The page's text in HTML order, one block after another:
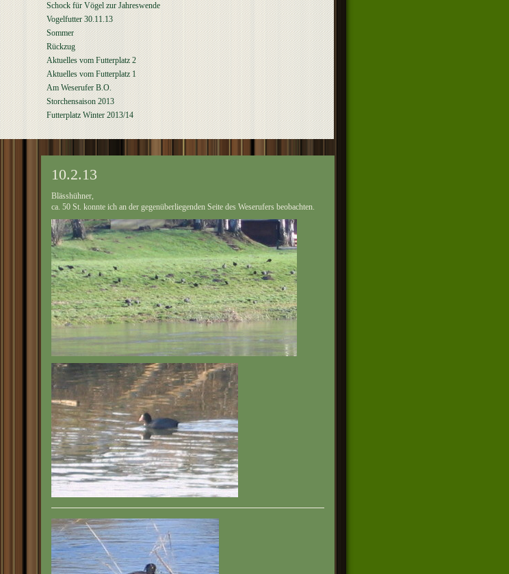
Schock für Vögel zur Jahreswende
Vogelfutter 30.11.13
Sommer
Rückzug
Aktuelles vom Futterplatz 2
Aktuelles vom Futterplatz 1
Am Weserufer B.O.
Storchensaison 2013
Futterplatz Winter 2013/14
10.2.13
Blässhühner,
ca. 50 St. konnte ich an der gegenüberliegenden Seite des Weserufers beobachten.